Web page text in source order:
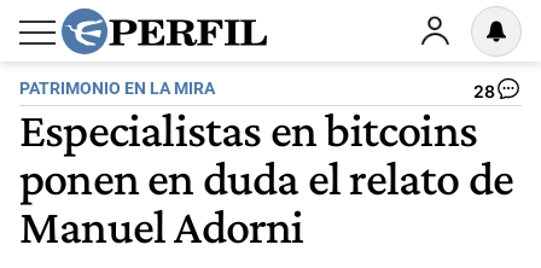
PATRIMONIO EN LA MIRA 28
Especialistas en bitcoins
ponen en duda el relato de
Manuel Adorni